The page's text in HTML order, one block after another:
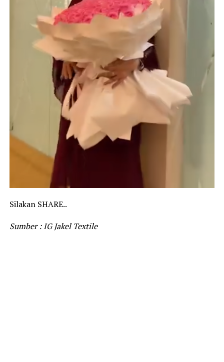
Silakan SHARE..
Sumber : IG Jakel Textile